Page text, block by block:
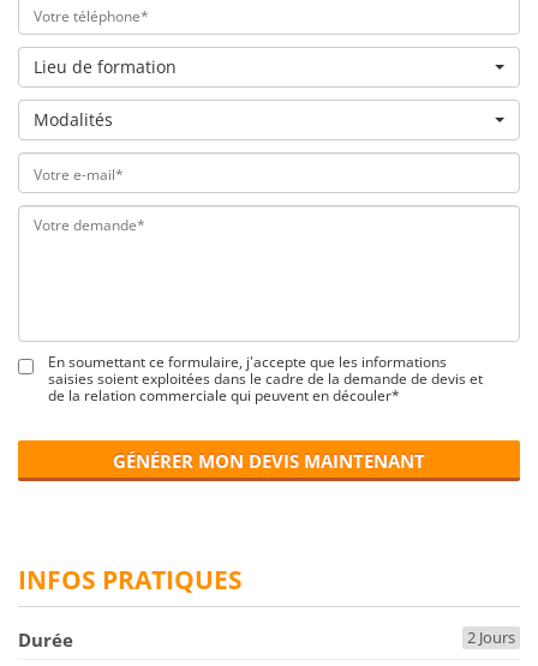
Lieu de formation
Modalités
En soumettant ce formulaire, j'accepte que les informations
saisies soient exploitées dans le cadre de la demande de devis et
de la relation commerciale qui peuvent en découler*
GÉNÉRER MON DEVIS MAINTENANT
INFOS PRATIQUES
Durée 2 Jours